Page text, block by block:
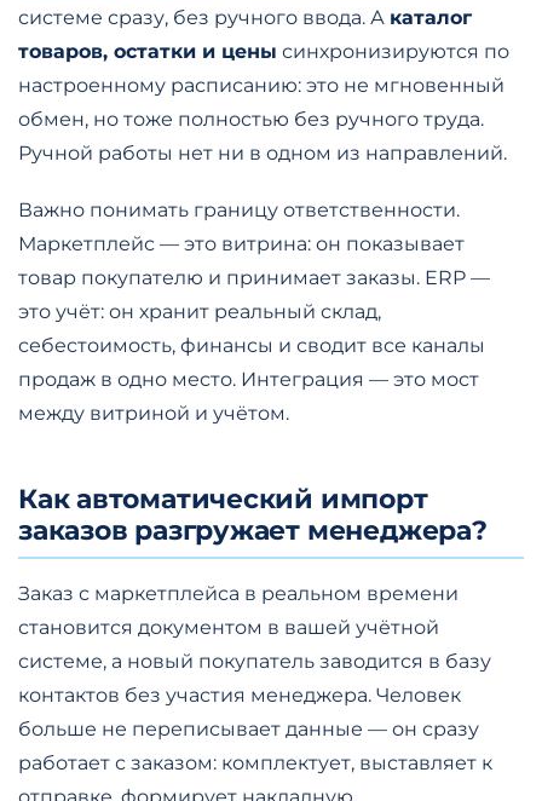
системе сразу, без ручного ввода. А каталог
товаров, остатки и цены синхронизируются по
настроенному расписанию: это не мгновенный
обмен, но тоже полностью без ручного труда.
Ручной работы нет ни в одном из направлений.
Важно понимать границу ответственности.
Маркетплейс — это витрина: он показывает
товар покупателю и принимает заказы. ERP —
это учёт: он хранит реальный склад,
себестоимость, финансы и сводит все каналы
продаж в одно место. Интеграция — это мост
между витриной и учётом.
Как автоматический импорт
заказов разгружает менеджера?
Заказ с маркетплейса в реальном времени
становится документом в вашей учётной
системе, а новый покупатель заводится в базу
контактов без участия менеджера. Человек
больше не переписывает данные — он сразу
работает с заказом: комплектует, выставляет к